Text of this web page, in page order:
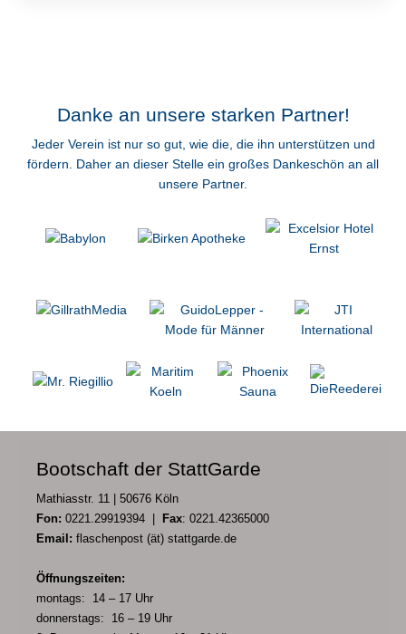
Danke an unsere starken Partner!
Jeder Verein ist nur so gut, wie die, die ihn unterstützen und
fördern. Daher an dieser Stelle ein großes Dankeschön an all
unsere Partner.
Bootschaft der StattGarde
Mathiasstr. 11 | 50676 Köln
Fon: 0221.29919394 | Fax: 0221.42365000
Email: flaschenpost (ät) stattgarde.de
Öffnungszeiten:
montags: 14 – 17 Uhr
donnerstags: 16 – 19 Uhr